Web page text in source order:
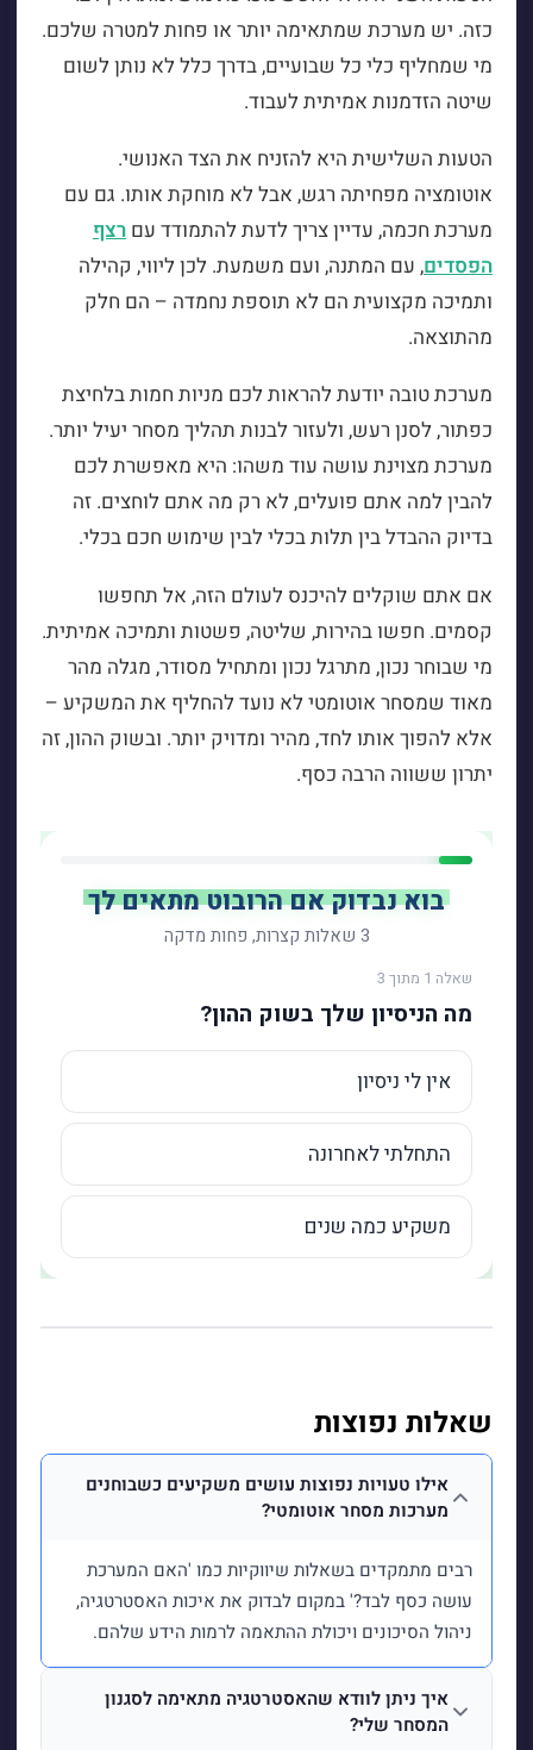
כזה. יש מערכת שמתאימה יותר או פחות למטרה שלכם.
מי שמחליף כלי כל שבועיים, בדרך כלל לא נותן לשום
שיטה הזדמנות אמיתית לעבוד.
הטעות השלישית היא להזניח את הצד האנושי.
אוטומציה מפחיתה רגש, אבל לא מוחקת אותו. גם עם
מערכת חכמה, עדיין צריך לדעת להתמודד עם רצף
הפסדים, עם המתנה, ועם משמעת. לכן ליווי, קהילה
ותמיכה מקצועית הם לא תוספת נחמדה – הם חלק
מהתוצאה.
מערכת טובה יודעת להראות לכם מניות חמות בלחיצת
כפתור, לסנן רעש, ולעזור לבנות תהליך מסחר יעיל יותר.
מערכת מצוינת עושה עוד משהו: היא מאפשרת לכם
להבין למה אתם פועלים, לא רק מה אתם לוחצים. זה
בדיוק ההבדל בין תלות בכלי לבין שימוש חכם בכלי.
אם אתם שוקלים להיכנס לעולם הזה, אל תחפשו
קסמים. חפשו בהירות, שליטה, פשטות ותמיכה אמיתית.
מי שבוחר נכון, מתרגל נכון ומתחיל מסודר, מגלה מהר
מאוד שמסחר אוטומטי לא נועד להחליף את המשקיע –
אלא להפוך אותו לחד, מהיר ומדויק יותר. ובשוק ההון, זה
יתרון ששווה הרבה כסף.
שאלות נפוצות
אילו טעויות נפוצות עושים משקיעים כשבוחנים
מערכות מסחר אוטומטי?
רבים מתמקדים בשאלות שיווקיות כמו 'האם המערכת
עושה כסף לבד?' במקום לבדוק את איכות האסטרטגיה,
ניהול הסיכונים ויכולת ההתאמה לרמות הידע שלהם.
איך ניתן לוודא שהאסטרטגיה מתאימה לסגנון
המסחר שלי?